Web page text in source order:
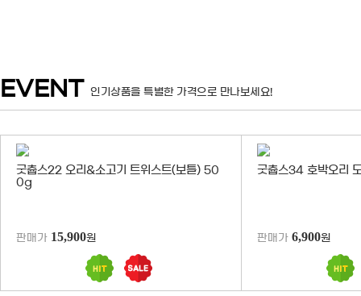
EVENT 인기상품을 특별한 가격으로 만나보세요!
굿츕스22 오리&소고기 트위스트(보틀) 50
0g
판매가 15,900원
굿츕스34 호박오리
판매가 6,900원